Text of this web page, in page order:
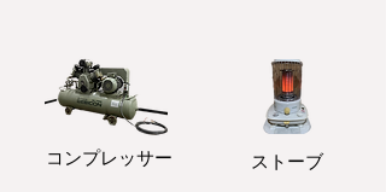
コンプレッサー ストーブ